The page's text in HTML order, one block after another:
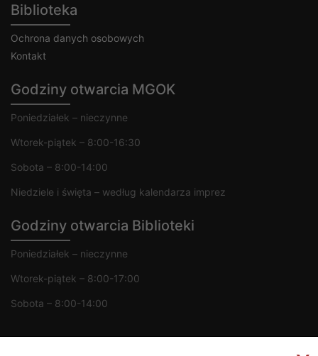
Biblioteka
Ochrona danych osobowych
Kontakt
Godziny otwarcia MGOK
Poniedziałek – nieczynne
Wtorek-piątek – 8:00-16:30
Sobota – 8:00-14:00
Niedziele i święta – według kalendarza imprez
Godziny otwarcia Biblioteki
Poniedziałek – nieczynne
Wtorek-piątek – 8:00-17:00
Sobota – 8:00-14:00